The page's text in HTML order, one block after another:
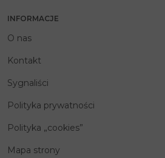
INFORMACJE
O nas
Kontakt
Sygnaliści
Polityka prywatności
Polityka „cookies”
Mapa strony